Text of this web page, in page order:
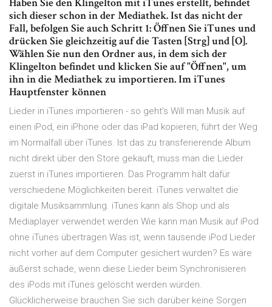
Haben Sie den Klingelton mit iTunes erstellt, befindet
sich dieser schon in der Mediathek. Ist das nicht der
Fall, befolgen Sie auch Schritt 1: Öffnen Sie iTunes und
drücken Sie gleichzeitig auf die Tasten [Strg] und [O].
Wählen Sie nun den Ordner aus, in dem sich der
Klingelton befindet und klicken Sie auf "Öffnen", um
ihn in die Mediathek zu importieren. Im iTunes
Hauptfenster können
Lieder in iTunes importieren - so geht's Will man Musik auf
einen iPod, ein iPhone oder das iPad kopieren, führt der Weg
im Normalfall über iTunes. Ist das zu transferierende Album
nicht direkt über den Store gekauft, muss man die Lieder
zuerst in iTunes importieren. Das Programm hält dafür
verschiedene Möglichkeiten bereit. iTunes verwaltet die
digitale Musiksammlung. iTunes kann als Shop und als
Mediaplayer verwendet werden Wie kann man Musik auf iPod
ohne iTunes übertragen Was ist, wenn tausende iPod Lieder
nicht vorher auf dem Computer gesichert wurden? Es wäre
äußerst schade, wenn diese Lieder beim Synchronisieren
des iPods mit iTunes gelöscht werden würden.
Glücklicherweise brauchen Sie sich darüber keine Sorgen